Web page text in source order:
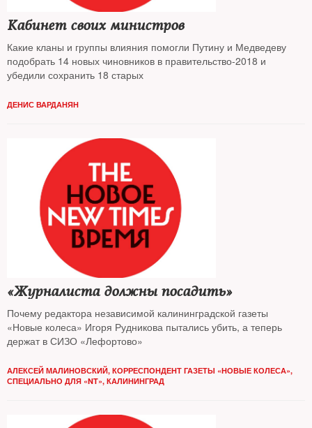
Кабинет своих министров
Какие кланы и группы влияния помогли Путину и Медведеву
подобрать 14 новых чиновников в правительство-2018 и
убедили сохранить 18 старых
ДЕНИС ВАРДАНЯН
«Журналиста должны посадить»
Почему редактора независимой калининградской газеты
«Новые колеса» Игоря Рудникова пытались убить, а теперь
держат в СИЗО «Лефортово»
АЛЕКСЕЙ МАЛИНОВСКИЙ, КОРРЕСПОНДЕНТ ГАЗЕТЫ «НОВЫЕ КОЛЕСА»,
СПЕЦИАЛЬНО ДЛЯ «NT», КАЛИНИНГРАД